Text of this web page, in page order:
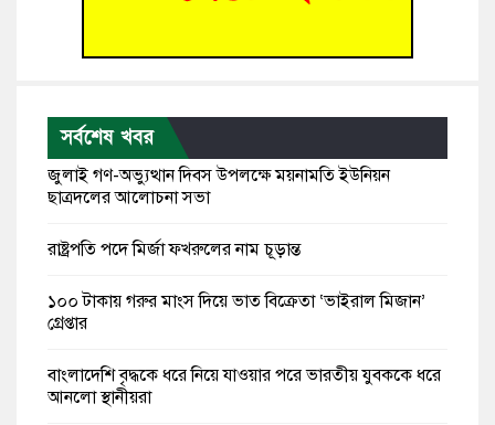
সর্বশেষ খবর
জুলাই গণ-অভ্যুত্থান দিবস উপলক্ষে ময়নামতি ইউনিয়ন
ছাত্রদলের আলোচনা সভা
রাষ্ট্রপতি পদে মির্জা ফখরুলের নাম চূড়ান্ত
১০০ টাকায় গরুর মাংস দিয়ে ভাত বিক্রেতা ‘ভাইরাল মিজান’
গ্রেপ্তার
বাংলাদেশি বৃদ্ধকে ধরে নিয়ে যাওয়ার পরে ভারতীয় যুবককে ধরে
আনলো স্থানীয়রা